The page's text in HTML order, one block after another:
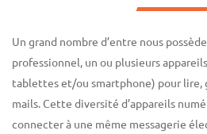
Un grand nombre d’entre nous
professionnel, un ou plusieurs
tablettes et/ou smartphone) pour lire,
mails. Cette diversité d’appareils
connecter à une même messagerie